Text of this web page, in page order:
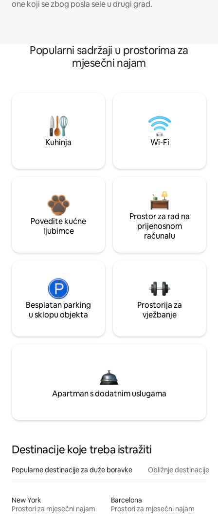
one koji se zbog posla sele u drugi grad.
Popularni sadržaji u prostorima za
mjesečni najam
Kuhinja Wi-Fi
Povedite kućne
ljubimce
Prostor za rad na
prijenosnom
računalu
Besplatan parking
u sklopu objekta
Prostorija za
vježbanje
Apartman s dodatnim uslugama
Destinacije koje treba istražiti
Popularne destinacije za duže boravke Obližnje destinacije
New York
Prostori za mjesečni najam
Barcelona
Prostori za mjesečni najam